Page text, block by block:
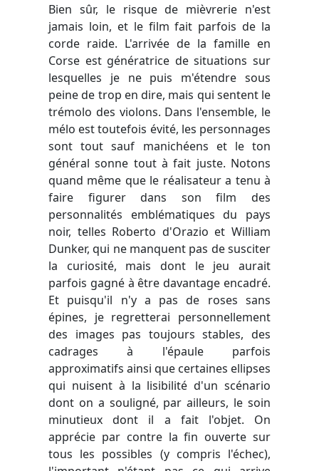
Bien sûr, le risque de mièvrerie n'est
jamais loin, et le film fait parfois de la
corde raide. L'arrivée de la famille en
Corse est génératrice de situations sur
lesquelles je ne puis m'étendre sous
peine de trop en dire, mais qui sentent le
trémolo des violons. Dans l'ensemble, le
mélo est toutefois évité, les personnages
sont tout sauf manichéens et le ton
général sonne tout à fait juste. Notons
quand même que le réalisateur a tenu à
faire figurer dans son film des
personnalités emblématiques du pays
noir, telles Roberto d'Orazio et William
Dunker, qui ne manquent pas de susciter
la curiosité, mais dont le jeu aurait
parfois gagné à être davantage encadré.
Et puisqu'il n'y a pas de roses sans
épines, je regretterai personnellement
des images pas toujours stables, des
cadrages à l'épaule parfois
approximatifs ainsi que certaines ellipses
qui nuisent à la lisibilité d'un scénario
dont on a souligné, par ailleurs, le soin
minutieux dont il a fait l'objet. On
apprécie par contre la fin ouverte sur
tous les possibles (y compris l'échec),